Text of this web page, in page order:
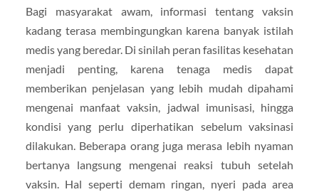
Bagi masyarakat awam, informasi tentang vaksin
kadang terasa membingungkan karena banyak istilah
medis yang beredar. Di sinilah peran fasilitas kesehatan
menjadi penting, karena tenaga medis dapat
memberikan penjelasan yang lebih mudah dipahami
mengenai manfaat vaksin, jadwal imunisasi, hingga
kondisi yang perlu diperhatikan sebelum vaksinasi
dilakukan. Beberapa orang juga merasa lebih nyaman
bertanya langsung mengenai reaksi tubuh setelah
vaksin. Hal seperti demam ringan, nyeri pada area